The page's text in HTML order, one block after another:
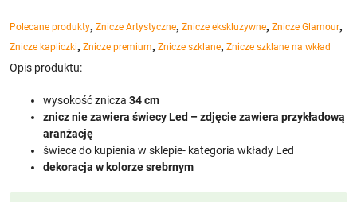
Polecane produkty, Znicze Artystyczne, Znicze ekskluzywne, Znicze Glamour,
Znicze kapliczki, Znicze premium, Znicze szklane, Znicze szklane na wkład
Opis produktu:
wysokość znicza 34 cm
znicz nie zawiera świecy Led – zdjęcie zawiera przykładową
aranżację
świece do kupienia w sklepie- kategoria wkłady Led
dekoracja w kolorze srebrnym